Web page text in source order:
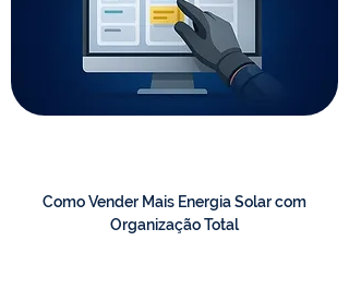
Como Vender Mais Energia Solar com
Organização Total